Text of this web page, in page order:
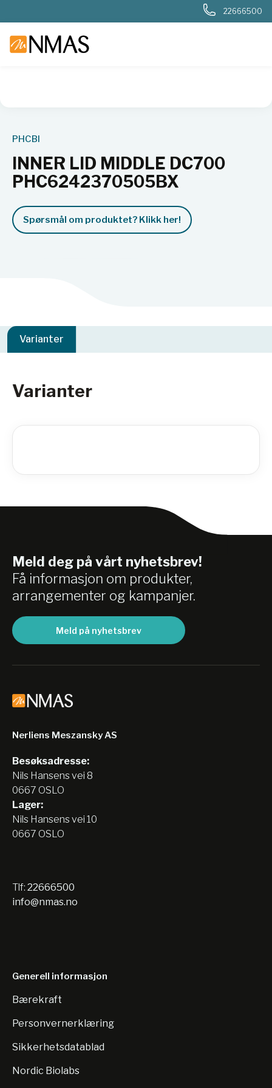
22666500
PHCBI
INNER LID MIDDLE DC700
PHC6242370505BX
Spørsmål om produktet? Klikk her!
Varianter
Varianter
Meld deg på vårt nyhetsbrev!
Få informasjon om produkter,
arrangementer og kampanjer.
Meld på nyhetsbrev
Nerliens Meszansky AS
Besøksadresse:
Nils Hansens vei 8
0667 OSLO
Lager:
Nils Hansens vei 10
0667 OSLO
Tlf: 22666500
info@nmas.no
Generell informasjon
Bærekraft
Personvernerklæring
Sikkerhetsdatablad
Nordic Biolabs